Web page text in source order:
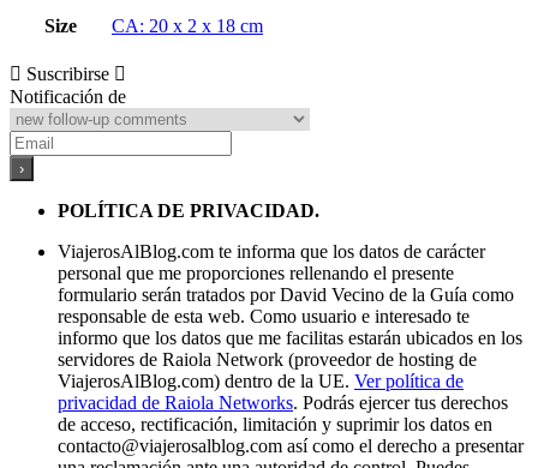
Size CA: 20 x 2 x 18 cm
Suscribirse
Notificación de
POLÍTICA DE PRIVACIDAD.
ViajerosAlBlog.com te informa que los datos de carácter
personal que me proporciones rellenando el presente
formulario serán tratados por David Vecino de la Guía como
responsable de esta web. Como usuario e interesado te
informo que los datos que me facilitas estarán ubicados en los
servidores de Raiola Network (proveedor de hosting de
ViajerosAlBlog.com) dentro de la UE. Ver política de
privacidad de Raiola Networks. Podrás ejercer tus derechos
de acceso, rectificación, limitación y suprimir los datos en
contacto@viajerosalblog.com así como el derecho a presentar